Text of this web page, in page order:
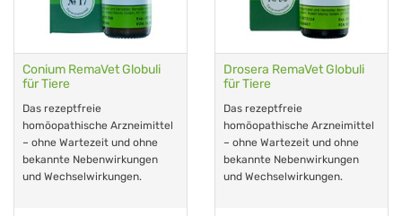
Conium RemaVet Globuli
für Tiere
Das rezeptfreie
homöopathische Arzneimittel
– ohne Wartezeit und ohne
bekannte Nebenwirkungen
und Wechselwirkungen.
Drosera RemaVet Globuli
für Tiere
Das rezeptfreie
homöopathische Arzneimittel
– ohne Wartezeit und ohne
bekannte Nebenwirkungen
und Wechselwirkungen.